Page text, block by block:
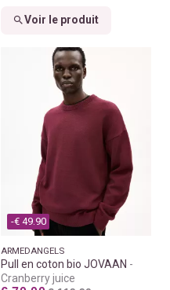
Voir le produit
-€ 49.90
ARMEDANGELS
Pull en coton bio JOVAAN
Cranberry juice